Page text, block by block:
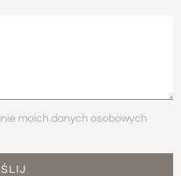
moich danych osobowych